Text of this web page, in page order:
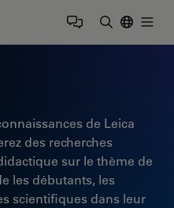
de Leica
des recherches
sur le thème de
les débutants, les
scientifiques dans leur